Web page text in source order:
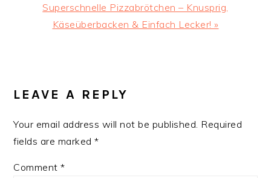
Next
Post:
Superschnelle Pizzabrötchen – Knusprig,
Käseüberbacken & Einfach Lecker! »
INTERACTIONS
LEAVE A REPLY
Your email address will not be published. Required
fields are marked*
Comment*